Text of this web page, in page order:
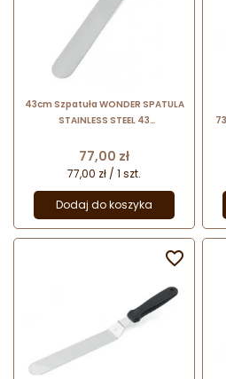
43cm Szpatuła WONDER SPATULA
STAINLESS STEEL 43
Cena
77,00 zł
77,00 zł / 1 szt.
Dodaj do koszyka
